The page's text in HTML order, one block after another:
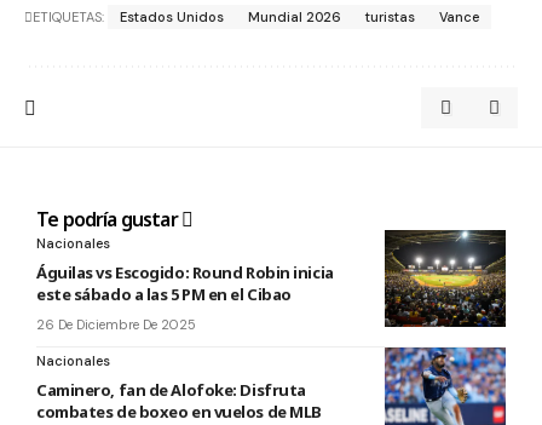
ETIQUETAS: Estados Unidos Mundial 2026 turistas Vance
Te podría gustar
Nacionales
Águilas vs Escogido: Round Robin inicia
este sábado a las 5 PM en el Cibao
26 De Diciembre De 2025
Nacionales
Caminero, fan de Alofoke: Disfruta
combates de boxeo en vuelos de MLB